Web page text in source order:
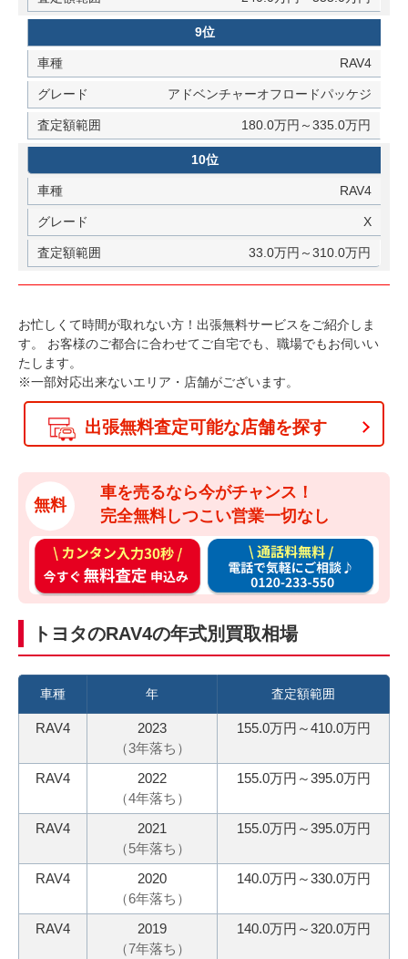
9位
RAV4
アドベンチャーオフロードパッケジ
180.0万円～335.0万円
10位
RAV4
X
33.0万円～310.0万円
お忙しくて時間が取れない方！出張無料サービスをご紹介しま
す。
お客様のご都合に合わせてご自宅でも、職場でもお伺いい
たします。
※一部対応出来ないエリア・店舗がございます。
出張無料査定可能な店舗を探す
無料
車を売るなら今がチャンス！
完全無料しつこい営業一切なし
カ
ン
タ
ン
入
3
0
今
す
ぐ
無
査
申
通
料
無
料
話
気
に
トヨタのRAV4の年式別買取相場
車種 年 査定額範囲
RAV4
2023
（3年落ち）
155.0万円～410.0万円
RAV4
2022
（4年落ち）
155.0万円～395.0万円
RAV4
2021
（5年落ち）
155.0万円～395.0万円
RAV4
2020
（6年落ち）
140.0万円～330.0万円
RAV4
2019
（7年落ち）
140.0万円～320.0万円